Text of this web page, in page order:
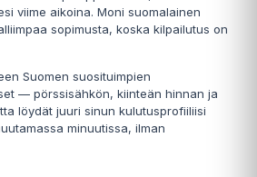
viime aikoina. Moni suomalainen
sopimusta, koska kilpailutus on
Suomen suosituimpien
— pörssisähkön, kiinteän hinnan ja
löydät juuri sinun kulutusprofiiliisi
minuutissa, ilman